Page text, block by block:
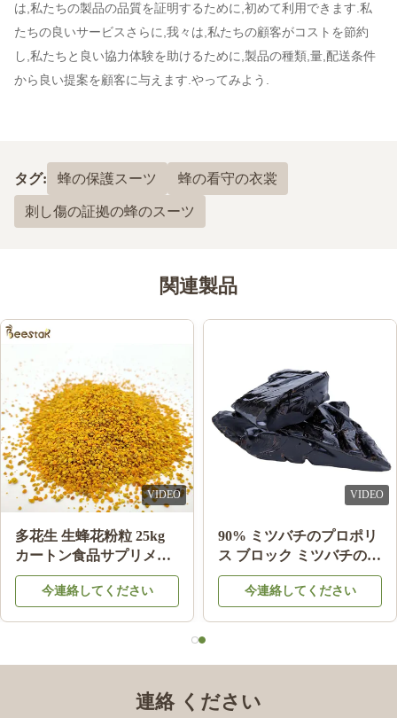
は,私たちの製品の品質を証明するために,初めて利用できます.私
たちの良いサービスさらに,我々は,私たちの顧客がコストを節約
し,私たちと良い協力体験を助けるために,製品の種類,量,配送条件
から良い提案を顧客に与えます.やってみよう.
タグ: 蜂の保護スーツ 蜂の看守の衣裳
刺し傷の証拠の蜂のスーツ
関連製品
VIDEO
多花生 生蜂花粉粒 25kg
カートン食品サプリメン
ト
今連絡してください
VIDEO
90% ミツバチのプロポリ
ス ブロック ミツバチの製
品 ミツバチの星から健康
のために
今連絡してください
連絡 ください